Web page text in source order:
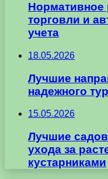
Нормативное
торговли и
учета
18.05.2026
Лучшие
надежного
15.05.2026
Лучшие
ухода за
кустарниками